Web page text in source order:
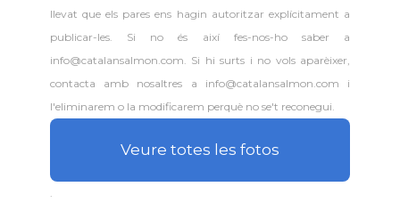
llevat que els pares ens hagin autoritzar explícitament a
publicar-les. Si no és així fes-nos-ho saber a
info@catalansalmon.com. Si hi surts i no vols aparèixer,
contacta amb nosaltres a info@catalansalmon.com i
l'eliminarem o la modificarem perquè no se't reconegui.
Veure totes les fotos